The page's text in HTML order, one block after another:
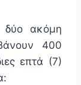
δύο ακόμη
400
επτά (7)